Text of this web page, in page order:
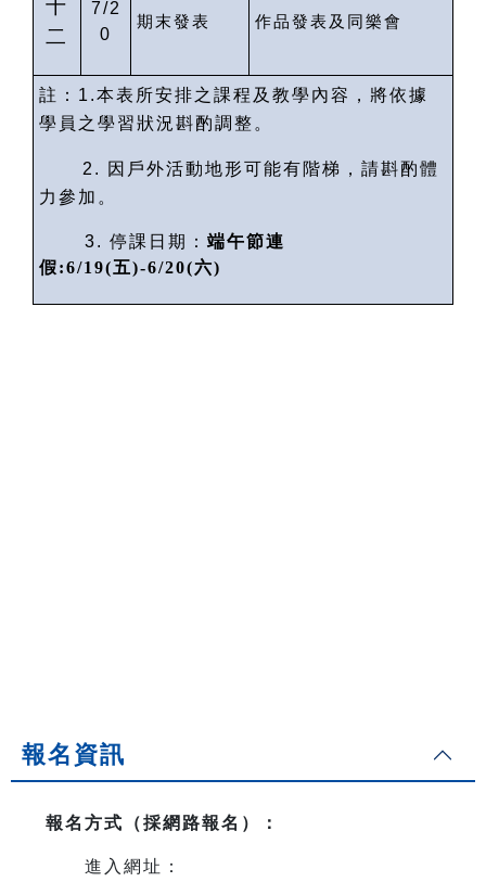
十
二
7/2
0
期末發表 作品發表及同樂會
註： 1.本表所安排之課程及教學內容，將依據
學員之學習狀況斟酌調整。
2.
因戶外活動地形可能有階梯，請斟酌體
力參加。
3. 停課日期： 端午節連
假:6/19(五)-6/20(六)
報名資訊
報名方式（採網路報名） ：
進入網址：